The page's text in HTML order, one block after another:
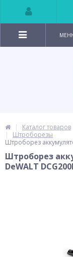
Каталог товаров
Штроборезы
Штроборез
Штроборез
DeWALT